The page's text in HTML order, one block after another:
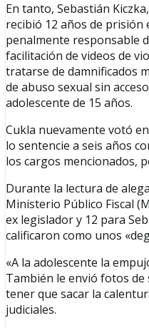
En tanto, Sebastián
recibió 12 años de
penalmente responsable
facilitación de videos de
tratarse de damnificados
de abuso sexual sin
adolescente de 15 años.
Cukla nuevamente votó
lo sentencie a seis años
los cargos mencionados,
Durante la lectura de
Ministerio Público Fiscal
ex legislador y 12 para
calificaron como unos
«A la adolescente la
También le envió fotos de
tener que sacar la
judiciales.